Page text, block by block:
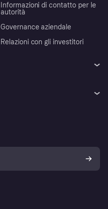
Informazioni di contatto per le
autorità
Governance aziendale
Relazioni con gli investitori